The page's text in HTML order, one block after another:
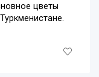
цветы